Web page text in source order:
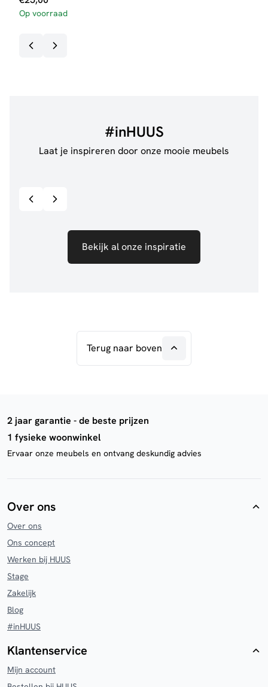
Op voorraad
#inHUUS
Laat je inspireren door onze mooie meubels
Bekijk al onze inspiratie
Terug naar boven
2 jaar garantie - de beste prijzen
1 fysieke woonwinkel
Ervaar onze meubels en ontvang deskundig advies
Over ons
Over ons
Ons concept
Werken bij HUUS
Stage
Zakelijk
Blog
#inHUUS
Klantenservice
Mijn account